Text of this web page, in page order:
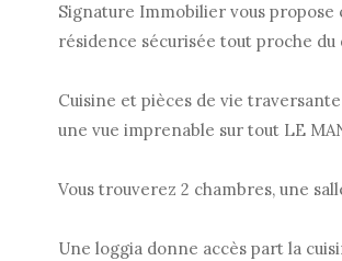
Signature Immobilier vous
résidence sécurisée tout proche
Cuisine et pièces de vie
une vue imprenable sur tout LE
Vous trouverez 2 chambres, une
Une loggia donne accès part la